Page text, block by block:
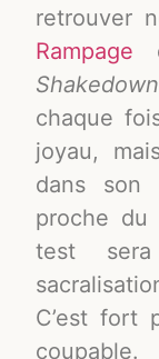
retrouver
Rampage
chaque
joyau,
dans son
proche du
test
C’est fort
coupable.